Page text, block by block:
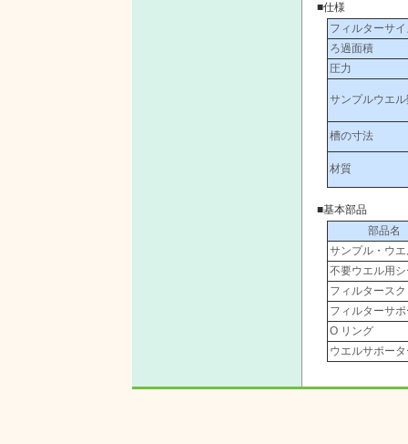
■仕様
フィルターサ
ろ過面積
圧力
サンプルウエ
槽の寸法
材質
■基本部品
部品名
サンプル・ウ
不要ウエル用
フィルタース
フィルターサ
O リング
ウエルサポー